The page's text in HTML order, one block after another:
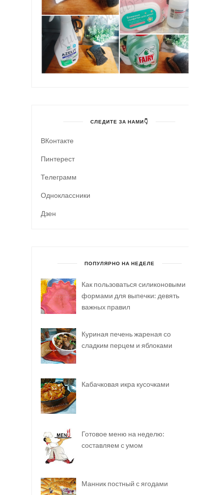
СЛЕДИТЕ ЗА НАМИ👇
ВКонтакте
Пинтерест
Телеграмм
Одноклассники
Дзен
ПОПУЛЯРНО НА НЕДЕЛЕ
Как пользоваться силиконовыми
формами для выпечки: девять
важных правил
Куриная печень жареная со
сладким перцем и яблоками
Кабачковая икра кусочками
Готовое меню на неделю:
составляем с умом
Манник постный с ягодами